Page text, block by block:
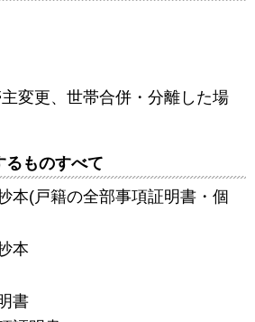
変更、世帯合併・分離した場
るものすべて
本(戸籍の全部事項証明書・個
本
書